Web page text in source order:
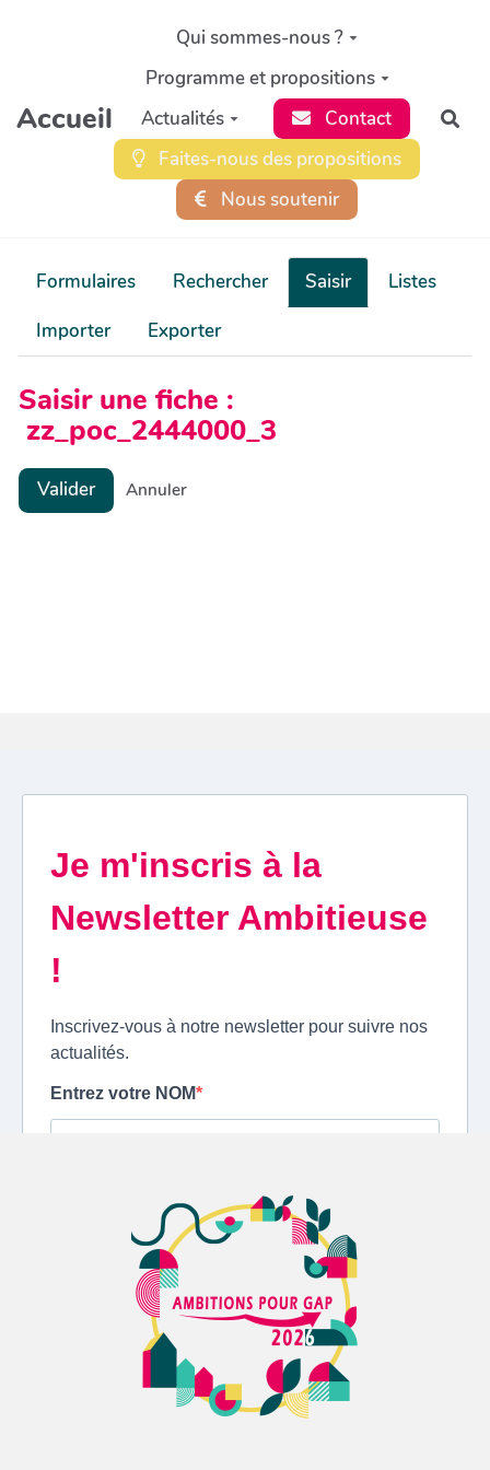
Aller au contenu principal
Accueil
Qui sommes-nous ?
Programme et propositions
Actualités
Contact
Faites-nous des propositions
Nous soutenir
Formulaires Rechercher Saisir
Listes
Importer
Exporter
Saisir une fiche :
zz_poc_2444000_3
Valider Annuler